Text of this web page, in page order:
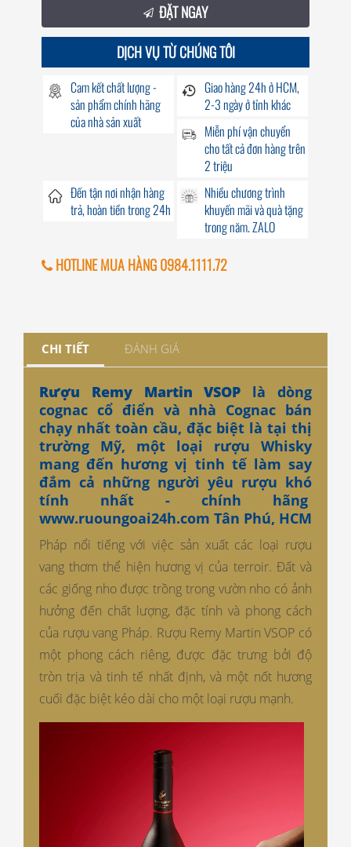
ĐẶT NGAY
DỊCH VỤ TỪ CHÚNG TÔI
Cam kết chất lượng -
sản phẩm chính hãng
của nhà sản xuất
Giao hàng24hở HCM,
2-3 ngày ở tỉnh khác
Miễn phí vận chuyển
cho tất cả đơn hàng trên
2 triệu
Đếntận nơinhận hàng
trả, hoàn tiền trong24h
Nhiều chương trình
khuyến mãivà quà tặng
trong năm. ZALO
HOTLINE MUA HÀNG 0984.1111.72
CHI TIẾT ĐÁNH GIÁ
Rượu Remy Martin VSOP là dòng
cognac cổ điển và nhà Cognac bán
chạy nhất toàn cầu, đặc biệt là tại thị
trường Mỹ, một loại rượu Whisky
mang đến hương vị tinh tế làm say
đắm cả những người yêu rượu khó
tính nhất - chính hãng
www.ruoungoai24h.com Tân Phú, HCM
Pháp nổi tiếng với việc sản xuất các loại rượu
vang thơm thể hiện hương vị của terroir. Đất và
các giống nho được trồng trong vườn nho có ảnh
hưởng đến chất lượng, đặc tính và phong cách
của rượu vang Pháp. Rượu Remy Martin VSOP có
một phong cách riêng, được đặc trưng bởi độ
tròn trịa và tinh tế nhất định, và một nốt hương
cuối đặc biệt kéo dài cho một loại rượu mạnh.